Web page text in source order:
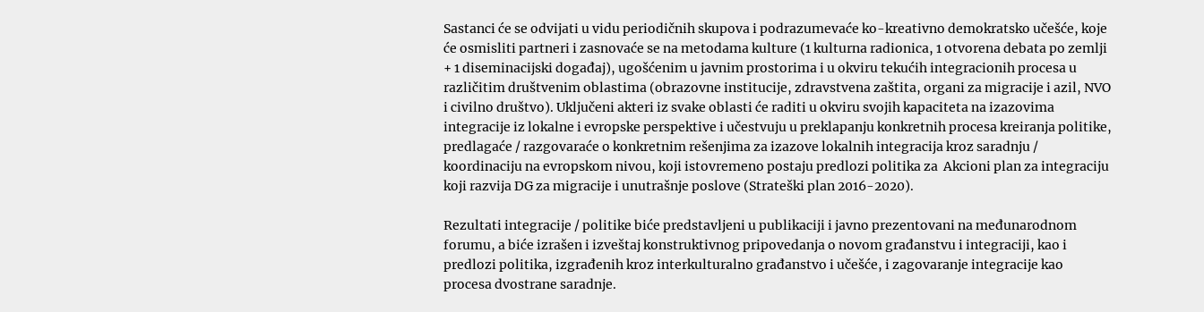
Sastanci će se odvijati u vidu periodičnih skupova i podrazumevaće ko-kreativno demokratsko učešće, koje
će osmisliti partneri i zasnovaće se na metodama kulture (1 kulturna radionica, 1 otvorena debata po zemlji
+ 1 diseminacijski događaj), ugošćenim u javnim prostorima i u okviru tekućih integracionih procesa u
različitim društvenim oblastima (obrazovne institucije, zdravstvena zaštita, organi za migracije i azil, NVO
i civilno društvo). Uključeni akteri iz svake oblasti će raditi u okviru svojih kapaciteta na izazovima
integracije iz lokalne i evropske perspektive i učestvuju u preklapanju konkretnih procesa kreiranja politike,
predlagaće / razgovaraće o konkretnim rešenjima za izazove lokalnih integracija kroz saradnju /
koordinaciju na evropskom nivou, koji istovremeno postaju predlozi politika za Akcioni plan za integraciju
koji razvija DG za migracije i unutrašnje poslove (Strateški plan 2016-2020).
Rezultati integracije / politike biće predstavljeni u publikaciji i javno prezentovani na međunarodnom
forumu, a biće izrašen i izveštaj konstruktivnog pripovedanja o novom građanstvu i integraciji, kao i
predlozi politika, izgrađenih kroz interkulturalno građanstvo i učešće, i zagovaranje integracije kao
procesa dvostrane saradnje.